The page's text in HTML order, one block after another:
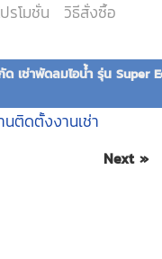
รโมชั่น
วิธีสั่งซื้อ
เช่าพัดลมไอน้ำ รุ่น Super
นติดตั้งงานเช่า
Next »